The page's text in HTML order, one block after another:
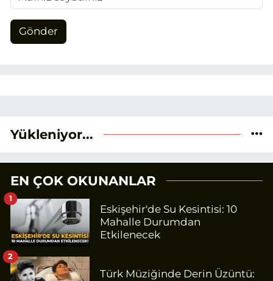
Gönder
Yükleniyor...
EN ÇOK OKUNANLAR
Eskişehir'de Su Kesintisi: 10
Mahalle Durumdan
Etkilenecek
1
Türk Müziğinde Derin Üzüntü:
2